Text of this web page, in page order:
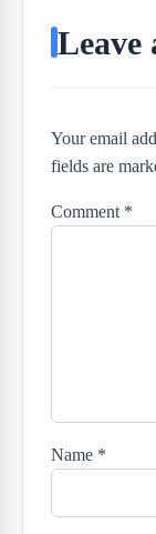
Leave
Your email
fields are
Comment *
Name *